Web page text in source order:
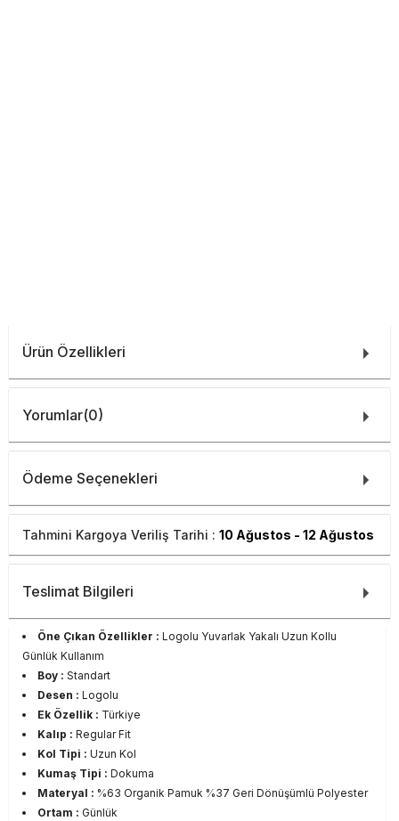
Ürün Özellikleri
Yorumlar(0)
Ödeme Seçenekleri
Tahmini Kargoya Veriliş Tarihi : 10 Ağustos - 12 Ağustos
Teslimat Bilgileri
Öne Çıkan Özellikler : Logolu Yuvarlak Yakalı Uzun Kollu
Günlük Kullanım
Boy : Standart
Desen : Logolu
Ek Özellik : Türkiye
Kalıp : Regular Fit
Kol Tipi : Uzun Kol
Kumaş Tipi : Dokuma
Materyal : %63 Organik Pamuk %37 Geri Dönüşümlü Polyester
Ortam : Günlük